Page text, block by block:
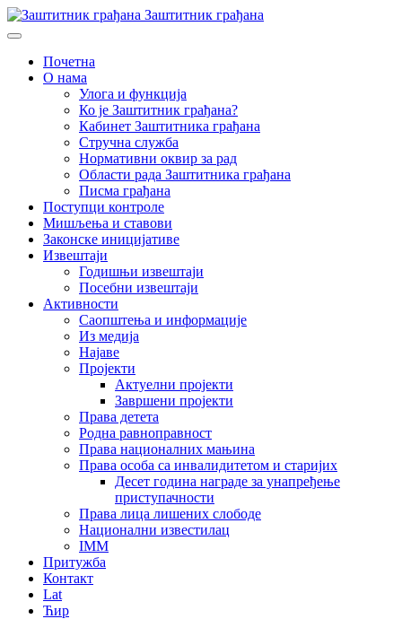
Заштитник грађана
Почетна
О нама
Улога и функција
Ко је Заштитник грађана?
Кабинет Заштитника грађана
Стручна служба
Нормативни оквир за рад
Области рада Заштитника грађана
Писма грађана
Поступци контроле
Мишљења и ставови
Законске иницијативе
Извештаји
Годишњи извештаји
Посебни извештаји
Активности
Саопштења и информације
Из медија
Најаве
Пројекти
Актуелни пројекти
Завршени пројекти
Права детета
Родна равноправност
Права националних мањина
Права особа са инвалидитетом и старијих
Десет година награде за унапређење
приступачности
Права лица лишених слободе
Национални известилац
IMM
Притужба
Контакт
Lat
Ћир